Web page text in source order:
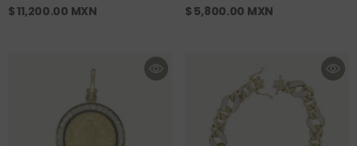
$ 11,200.00 MXN $ 5,800.00 MXN